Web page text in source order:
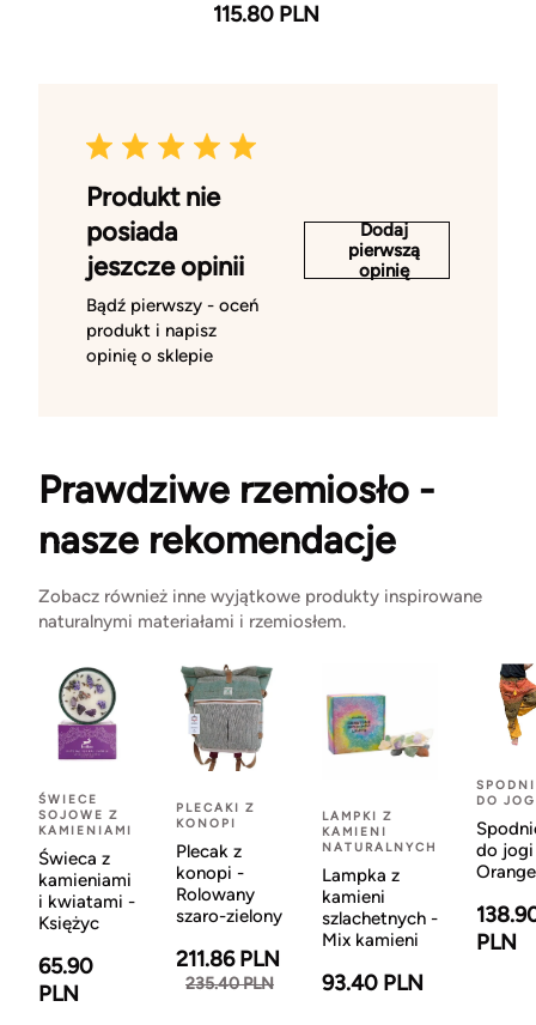
115.80 PLN
Produkt nie
posiada
jeszcze opinii
Bądź pierwszy - oceń
produkt i napisz
opinię o sklepie
Dodaj
pierwszą
opinię
Prawdziwe rzemiosło -
nasze rekomendacje
Zobacz również inne wyjątkowe produkty inspirowane
naturalnymi materiałami i rzemiosłem.
ŚWIECE
SOJOWE Z
KAMIENIAMI
Świeca z
kamieniami
i kwiatami -
Księżyc
65.90
PLN
PLECAKI Z
KONOPI
Plecak z
konopi -
Rolowany
szaro-zielony
211.86 PLN
235.40 PLN
LAMPKI Z
KAMIENI
NATURALNYCH
Lampka z
kamieni
szlachetnych -
Mix kamieni
93.40 PLN
DO
do
Orange
PLN